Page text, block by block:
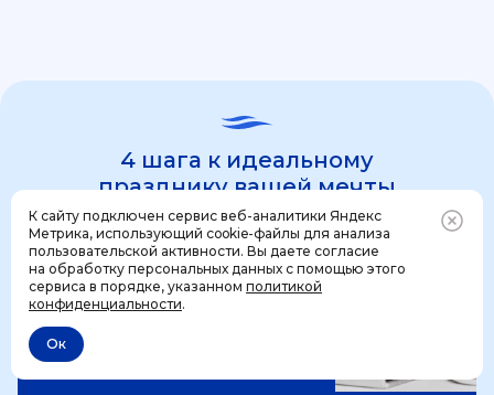
Позвонить+7 (499) 444-31-53
К сайту подключен сервис веб-аналитики Яндекс
Метрика, использующий cookie-файлы для анализа
пользовательской активности. Вы даете согласие
на обработку персональных данных с помощью этого
сервиса в порядке, указанном политикой
конфиденциальности.
Ок
4 шага к идеальному
празднику вашей мечты
1 шаг